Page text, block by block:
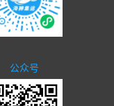
公众号